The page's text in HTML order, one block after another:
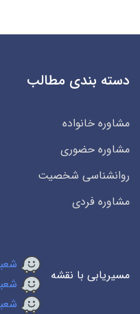
دسته بندی مطالب
مشاوره خانواده
مشاوره حضوری
روانشناسی شخصیت
مشاوره فردی
مسیریابی با نقشه